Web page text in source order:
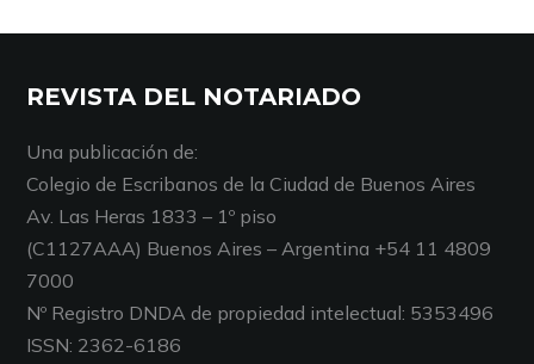
REVISTA DEL NOTARIADO
Una publicación de:
Colegio de Escribanos de la Ciudad de Buenos Aires
Av. Las Heras 1833 – 1º piso
(C1127AAA) Buenos Aires – Argentina +54 11 4809
7000
Nº Registro DNDA de propiedad intelectual: 5353496
ISSN: 2362-6186